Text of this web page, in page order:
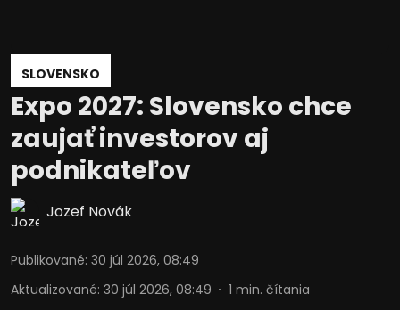
SLOVENSKO
Expo 2027: Slovensko chce
zaujať investorov aj
podnikateľov
Jozef Novák
Publikované: 30 júl 2026, 08:49
Aktualizované: 30 júl 2026, 08:49 1 min. čítania